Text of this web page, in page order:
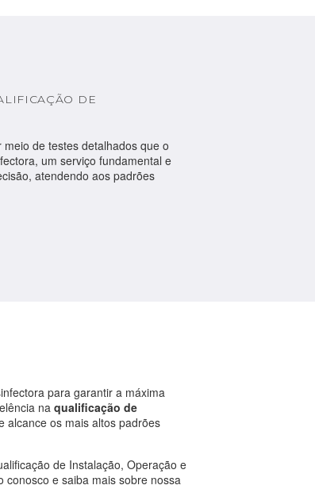
DE
de testes detalhados que o
um serviço fundamental e
atendendo aos padrões
para garantir a máxima
na qualificação de
alcance os mais altos padrões
de Instalação, Operação e
conosco e saiba mais sobre nossa